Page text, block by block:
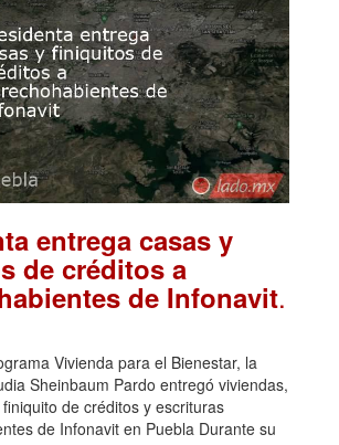
entrega casas y
de créditos a
de Infonavit.
Vivienda para el Bienestar, la
Sheinbaum Pardo entregó viviendas,
de créditos y escrituras
de Infonavit en Puebla Durante su